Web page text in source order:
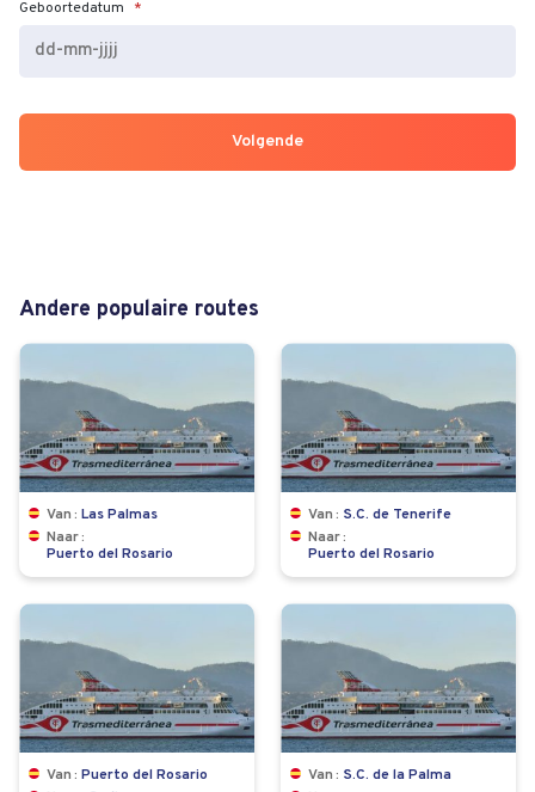
Geboortedatum *
dash
dash
Andere populaire routes
Van
Las Palmas
Naar
Puerto del Rosario
Van
S.C. de Tenerife
Naar
Puerto del Rosario
Van
Puerto del Rosario
Van
S.C. de la Palma